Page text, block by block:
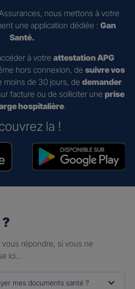
nous mettons à votre
une application dédiée : Gan
Santé.
à votre attestation APG
hors connexion, de suivre vos
moins de 30 jours, de demander
facture ou de solliciter une prise
hospitalière.
la !
répondre, si vous ne
ici…
mes documents santé ?